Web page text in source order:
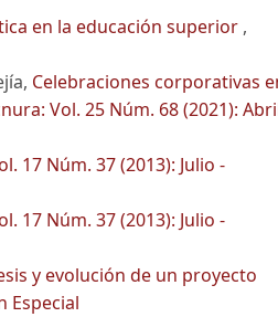
en la educación superior ,
Celebraciones corporativas
Vol. 25 Núm. 68 (2021):
17 Núm. 37 (2013): Julio -
17 Núm. 37 (2013): Julio -
y evolución de un proyecto
Especial